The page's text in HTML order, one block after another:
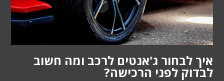
איך לבחור ג'אנטים לרכב ומה חשוב
לבדוק לפני הרכישה?